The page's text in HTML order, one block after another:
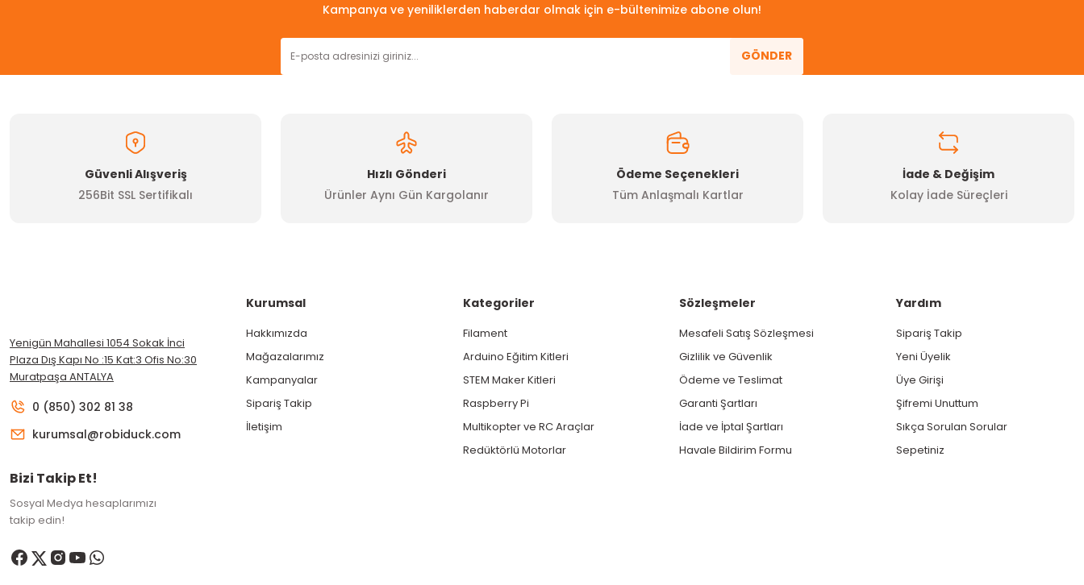
Kampanya ve yeniliklerden haberdar olmak için e-bültenimize abone olun!
GÖNDER
Güvenli Alışveriş
256Bit SSL Sertifikalı
Hızlı Gönderi
Ürünler Aynı Gün Kargolanır
Ödeme Seçenekleri
Tüm Anlaşmalı Kartlar
İade & Değişim
Kolay İade Süreçleri
Yenigün Mahallesi 1054 Sokak İnci
Plaza Dış Kapı No :15 Kat:3 Ofis No:30
Muratpaşa ANTALYA
0 (850) 302 81 38
kurumsal@robiduck.com
Bizi Takip Et!
Sosyal Medya hesaplarımızı
takip edin!
Kurumsal
Hakkımızda
Mağazalarımız
Kampanyalar
Sipariş Takip
İletişim
Kategoriler
Filament
Arduino Eğitim Kitleri
STEM Maker Kitleri
Raspberry Pi
Multikopter ve RC Araçlar
Redüktörlü Motorlar
Sözleşmeler
Mesafeli Satış Sözleşmesi
Gizlilik ve Güvenlik
Ödeme ve Teslimat
Garanti Şartları
İade ve İptal Şartları
Havale Bildirim Formu
Yardım
Sipariş Takip
Yeni Üyelik
Üye Girişi
Şifremi Unuttum
Sıkça Sorulan Sorular
Sepetiniz